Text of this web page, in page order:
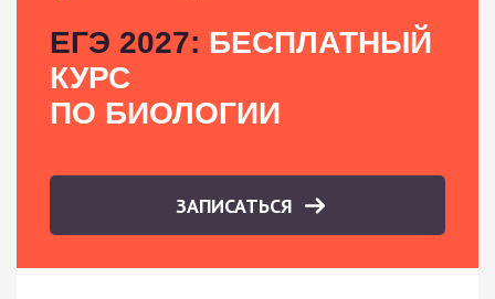
ЕГЭ 2027: БЕСПЛАТНЫЙ
КУРС
ПО БИОЛОГИИ
ЗАПИСАТЬСЯ